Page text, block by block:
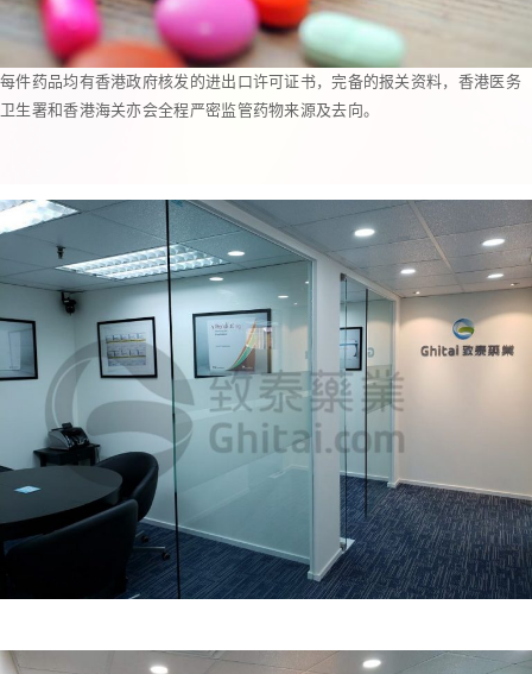
每件药品均有香港政府核发的进出口许可证书，完备的报关资料，香港医务
卫生署和香港海关亦会全程严密监管药物来源及去向。